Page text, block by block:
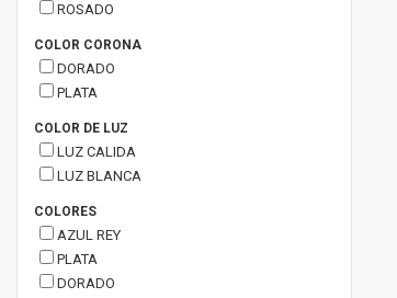
ROSADO
COLOR CORONA
DORADO
PLATA
COLOR DE LUZ
LUZ CALIDA
LUZ BLANCA
COLORES
AZUL REY
PLATA
DORADO